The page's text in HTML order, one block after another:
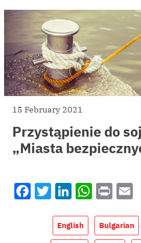
15 February 2021
Przystąpienie do
„Miasta
Facebook
Twitter
LinkedIn
Print
English Bulgarian